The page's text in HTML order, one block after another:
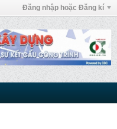
Đăng nhập hoặc Đăng kí